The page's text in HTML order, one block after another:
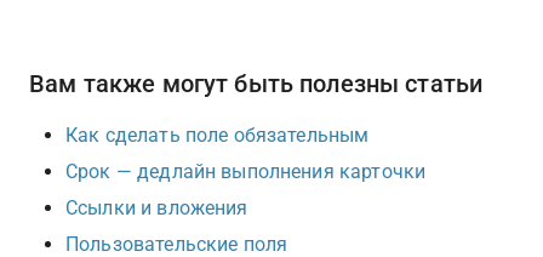
Вам также могут быть полезны статьи
Как сделать поле обязательным
Срок — дедлайн выполнения карточки
Ссылки и вложения
Пользовательские поля